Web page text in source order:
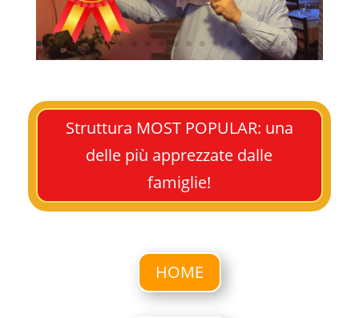
Struttura MOST POPULAR: una
delle più apprezzate dalle
famiglie!
HOME